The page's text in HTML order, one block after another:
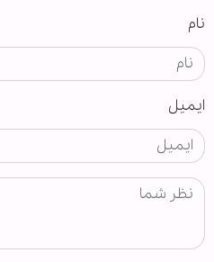
نام
ایمیل